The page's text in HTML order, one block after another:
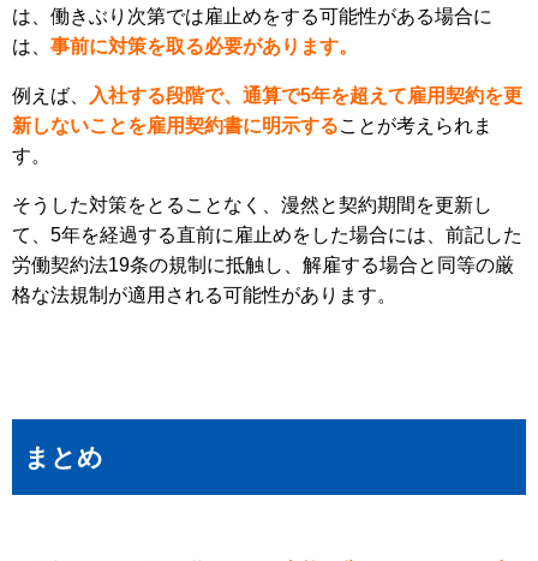
は、働きぶり次第では雇止めをする可能性がある場合に
は、 事前に対策を取る必要があります。
例えば、
入社する段階で、通算で5年を超えて雇用契約を更
新しないことを雇用契約書に明示することが考えられま
す。
そうした対策をとることなく、漫然と契約期間を更新し
て、5年を経過する直前に雇止めをした場合には、前記した
労働契約法19条の規制に抵触し、解雇する場合と同等の厳
格な法規制が適用される可能性があります。
まとめ